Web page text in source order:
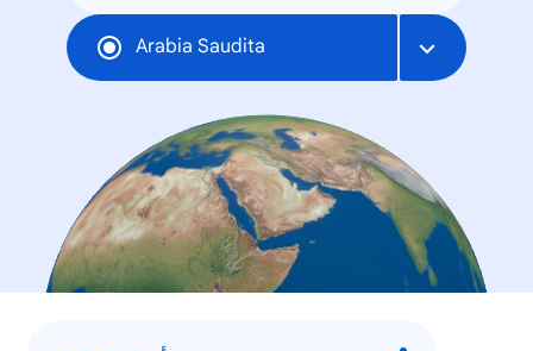
Arabia Saudita